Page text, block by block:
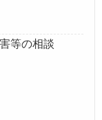
等の相談